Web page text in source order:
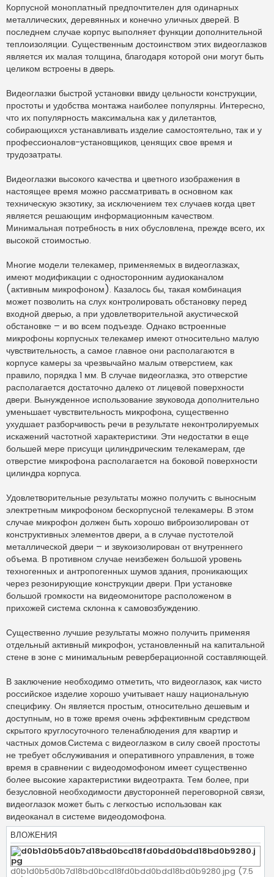
Корпусной моноплатный предпочтителен для одинарных
металлических, деревянных и конечно уличных дверей. В
последнем случае корпус выполняет функции дополнительной
теплоизоляции. Существенным достоинством этих видеоглазков
является их малая толщина, благодаря которой они могут быть
целиком встроены в дверь.
Видеоглазки быстрой установки ввиду цельности конструкции,
простоты и удобства монтажа наиболее популярны. Интересно,
что их популярность максимальна как у дилетантов,
собирающихся устанавливать изделие самостоятельно, так и у
профессионалов-установщиков, ценящих свое время и
трудозатраты.
Видеоглазки высокого качества и цветного изображения в
настоящее время можно рассматривать в основном как
техническую экзотику, за исключением тех случаев когда цвет
является решающим информационным качеством.
Минимальная потребность в них обусловлена, прежде всего, их
высокой стоимостью.
Многие модели телекамер, применяемых в видеоглазках,
имеют модификации с односторонним аудиоканалом
(активным микрофоном). Казалось бы, такая комбинация
может позволить на слух контролировать обстановку перед
входной дверью, а при удовлетворительной акустической
обстановке – и во всем подъезде. Однако встроенные
микрофоны корпусных телекамер имеют относительно малую
чувствительность, а самое главное они располагаются в
корпусе камеры за чрезвычайно малым отверстием, как
правило, порядка 1 мм. В случае видеоглазка, это отверстие
располагается достаточно далеко от лицевой поверхности
двери. Вынужденное использование звуковода дополнительно
уменьшает чувствительность микрофона, существенно
ухудшает разборчивость речи в результате неконтролируемых
искажений частотной характеристики. Эти недостатки в еще
большей мере присущи цилиндрическим телекамерам, где
отверстие микрофона располагается на боковой поверхности
цилиндра корпуса.
Удовлетворительные результаты можно получить с выносным
электретным микрофоном бескорпусной телекамеры. В этом
случае микрофон должен быть хорошо виброизолирован от
конструктивных элементов двери, а в случае пустотелой
металлической двери – и звукоизолирован от внутреннего
объема. В противном случае неизбежен большой уровень
техногенных и антропогенных шумов здания, проникающих
через резонирующие конструкции двери. При установке
большой громкости на видеомониторе расположеном в
прихожей система склонна к самовозбуждению.
Существенно лучшие результаты можно получить применяя
отдельный активный микрофон, установленный на капитальной
стене в зоне с минимальным реверберационной составляющей.
В заключение необходимо отметить, что видеоглазок, как чисто
российское изделие хорошо учитывает нашу национальную
специфику. Он является простым, относительно дешевым и
доступным, но в тоже время очень эффективным средством
скрытого круглосуточного теленаблюдения для квартир и
частных домов.Система с видеоглазком в силу своей простоты
не требует обслуживания и оперативного управления, в тоже
время в сравнении с видеодомофоном имеет существенно
более высокие характеристики видеотракта. Тем более, при
безусловной необходимости двусторонней переговорной связи,
видеоглазок может быть с легкостью использован как
видеоканал в системе видеодомофона.
ВЛОЖЕНИЯ
d0b1d0b5d0b7d18bd0bcd18fd0bdd0bdd18bd0b9280.jpg (7.5